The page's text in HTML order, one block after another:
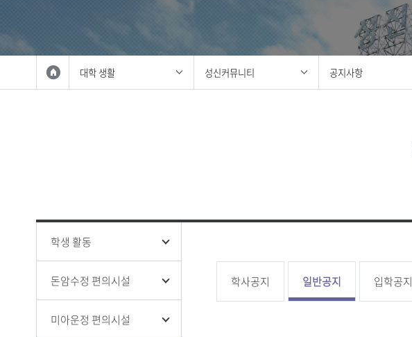
총장 프로필
사회과학대학
자연과학대학
공과대학
융합보안전문대학원
대학원 일정
학생증 발급
중앙동아리
학생복지위원회
성신사회봉사
학생활동지원
학생홍보대사 포러스
대학 생활 성신커뮤니티 공지사항
학생 활동
돈암수정 편의시설
미아운정 편의시설
학사공지 일반공지 입학공지